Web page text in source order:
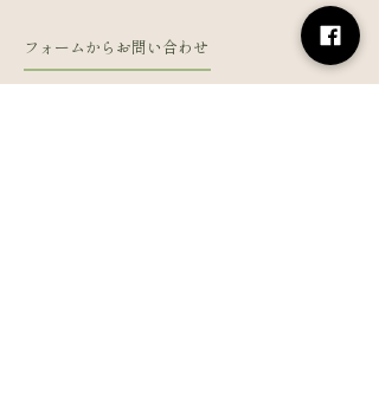
フォームからお問い合わせ